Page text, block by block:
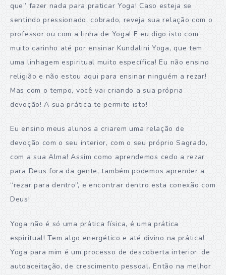
que” fazer nada para praticar Yoga! Caso esteja se
sentindo pressionado, cobrado, reveja sua relação com o
professor ou com a linha de Yoga! E eu digo isto com
muito carinho até por ensinar Kundalini Yoga, que tem
uma linhagem espiritual muito específica! Eu não ensino
religião e não estou aqui para ensinar ninguém a rezar!
Mas com o tempo, você vai criando a sua própria
devoção! A sua prática te permite isto!
Eu ensino meus alunos a criarem uma relação de
devoção com o seu interior, com o seu próprio Sagrado,
com a sua Alma! Assim como aprendemos cedo a rezar
para Deus fora da gente, também podemos aprender a
“rezar para dentro”, e encontrar dentro esta conexão com
Deus!
Yoga não é só uma prática física, é uma prática
espiritual! Tem algo energético e até divino na prática!
Yoga para mim é um processo de descoberta interior, de
autoaceitação, de crescimento pessoal. Então na melhor